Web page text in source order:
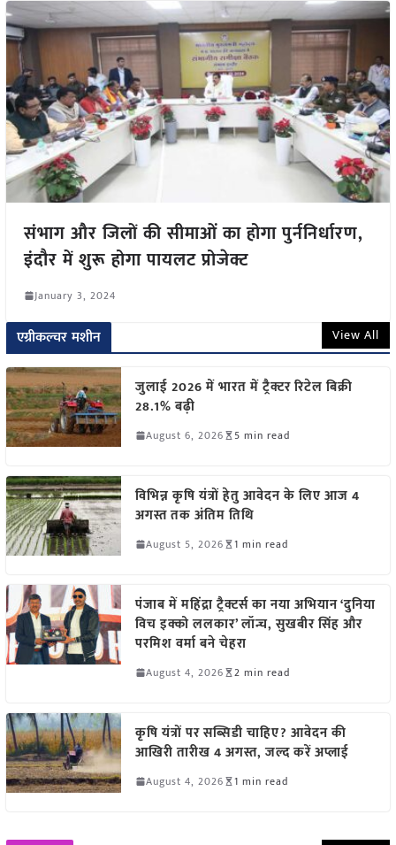
संभाग और जिलों की सीमाओं का होगा पुर्ननिर्धारण,
इंदौर में शुरू होगा पायलट प्रोजेक्ट
January 3, 2024
एग्रीकल्चर मशीन View All
जुलाई 2026 में भारत में ट्रैक्टर रिटेल बिक्री
28.1% बढ़ी
August 6, 2026 5 min read
विभिन्न कृषि यंत्रों हेतु आवेदन के लिए आज 4
अगस्त तक अंतिम तिथि
August 5, 2026 1 min read
पंजाब में महिंद्रा ट्रैक्टर्स का नया अभियान ‘दुनिया
विच इक्को ललकार’ लॉन्च, सुखबीर सिंह और
परमिश वर्मा बने चेहरा
August 4, 2026 2 min read
कृषि यंत्रों पर सब्सिडी चाहिए? आवेदन की
आखिरी तारीख 4 अगस्त, जल्द करें अप्लाई
August 4, 2026 1 min read